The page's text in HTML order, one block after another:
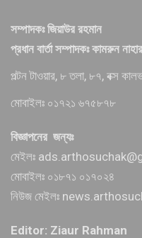
সম্পাদকঃ জিয়াউর রহমান
প্রধান বার্তা সম্পাদকঃ কামরুন
পল্টন টাওয়ার, ৮ তলা, ৮৭, বক্স
মোবাইলঃ ০১৭২১ ৬৭৫৮৭৮
বিজ্ঞাপনের জন্যঃ
মেইলঃ
মোবাইলঃ ০১৮৭১ ০১৭০২৪
নিউজ মেইলঃ
Editor: Ziaur Rahman